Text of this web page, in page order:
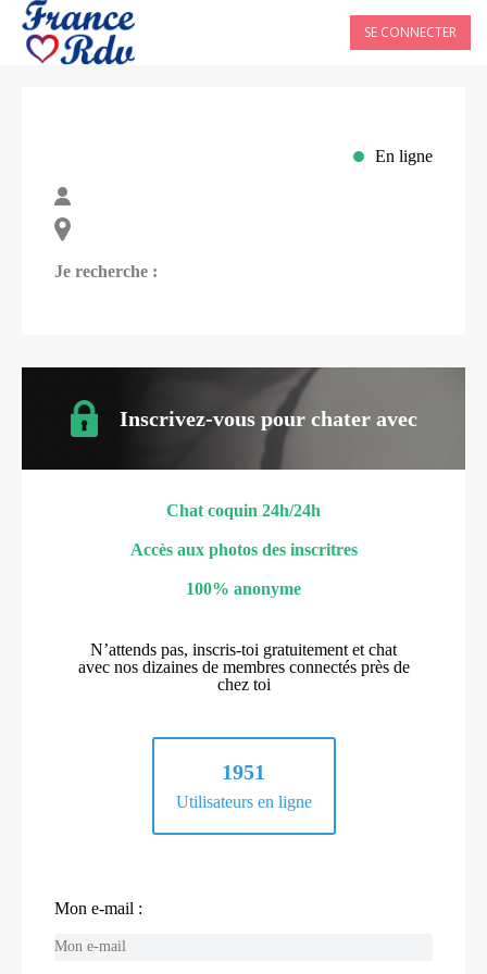
SE CONNECTER
En ligne
Je recherche :
Inscrivez-vous pour chater avec
Chat coquin 24h/24h
Accès aux photos des inscritres
100% anonyme
N’attends pas, inscris-toi gratuitement et chat
avec nos dizaines de membres connectés près de
chez toi
1951
Utilisateurs en ligne
Mon e-mail :